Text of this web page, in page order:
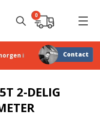
0
in huisSterk in maatwerk
Contact
2-DELIG